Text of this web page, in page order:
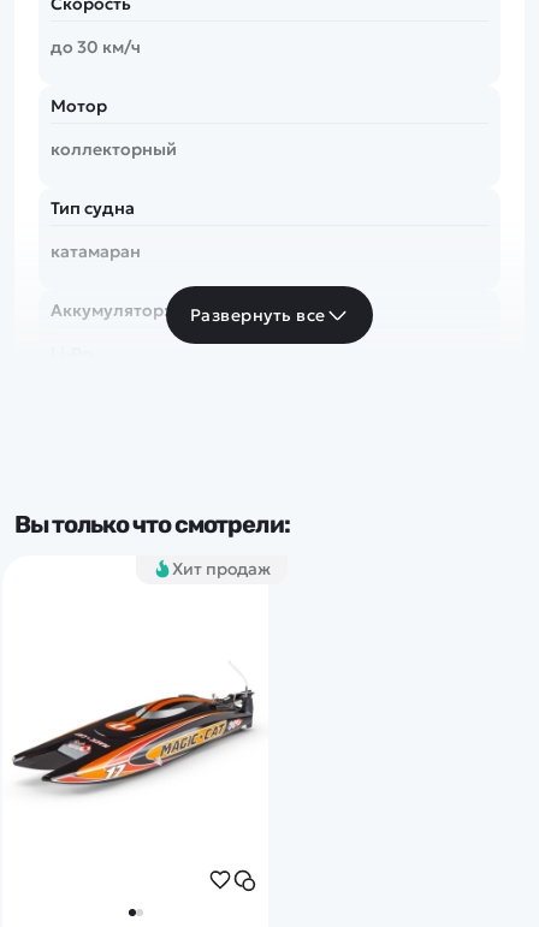
до 30 км/ч
Мотор
коллекторный
Тип судна
катамаран
Аккумулятор:
Развернуть все
Вы только что смотрели:
Хит продаж